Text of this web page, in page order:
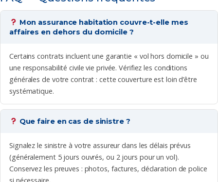
Mon assurance habitation couvre-t-elle mes
affaires en dehors du domicile ?
Certains contrats incluent une garantie « vol hors domicile » ou
une responsabilité civile vie privée. Vérifiez les conditions
générales de votre contrat : cette couverture est loin d’être
systématique.
Que faire en cas de sinistre ?
Signalez le sinistre à votre assureur dans les délais prévus
(généralement 5 jours ouvrés, ou 2 jours pour un vol).
Conservez les preuves : photos, factures, déclaration de police